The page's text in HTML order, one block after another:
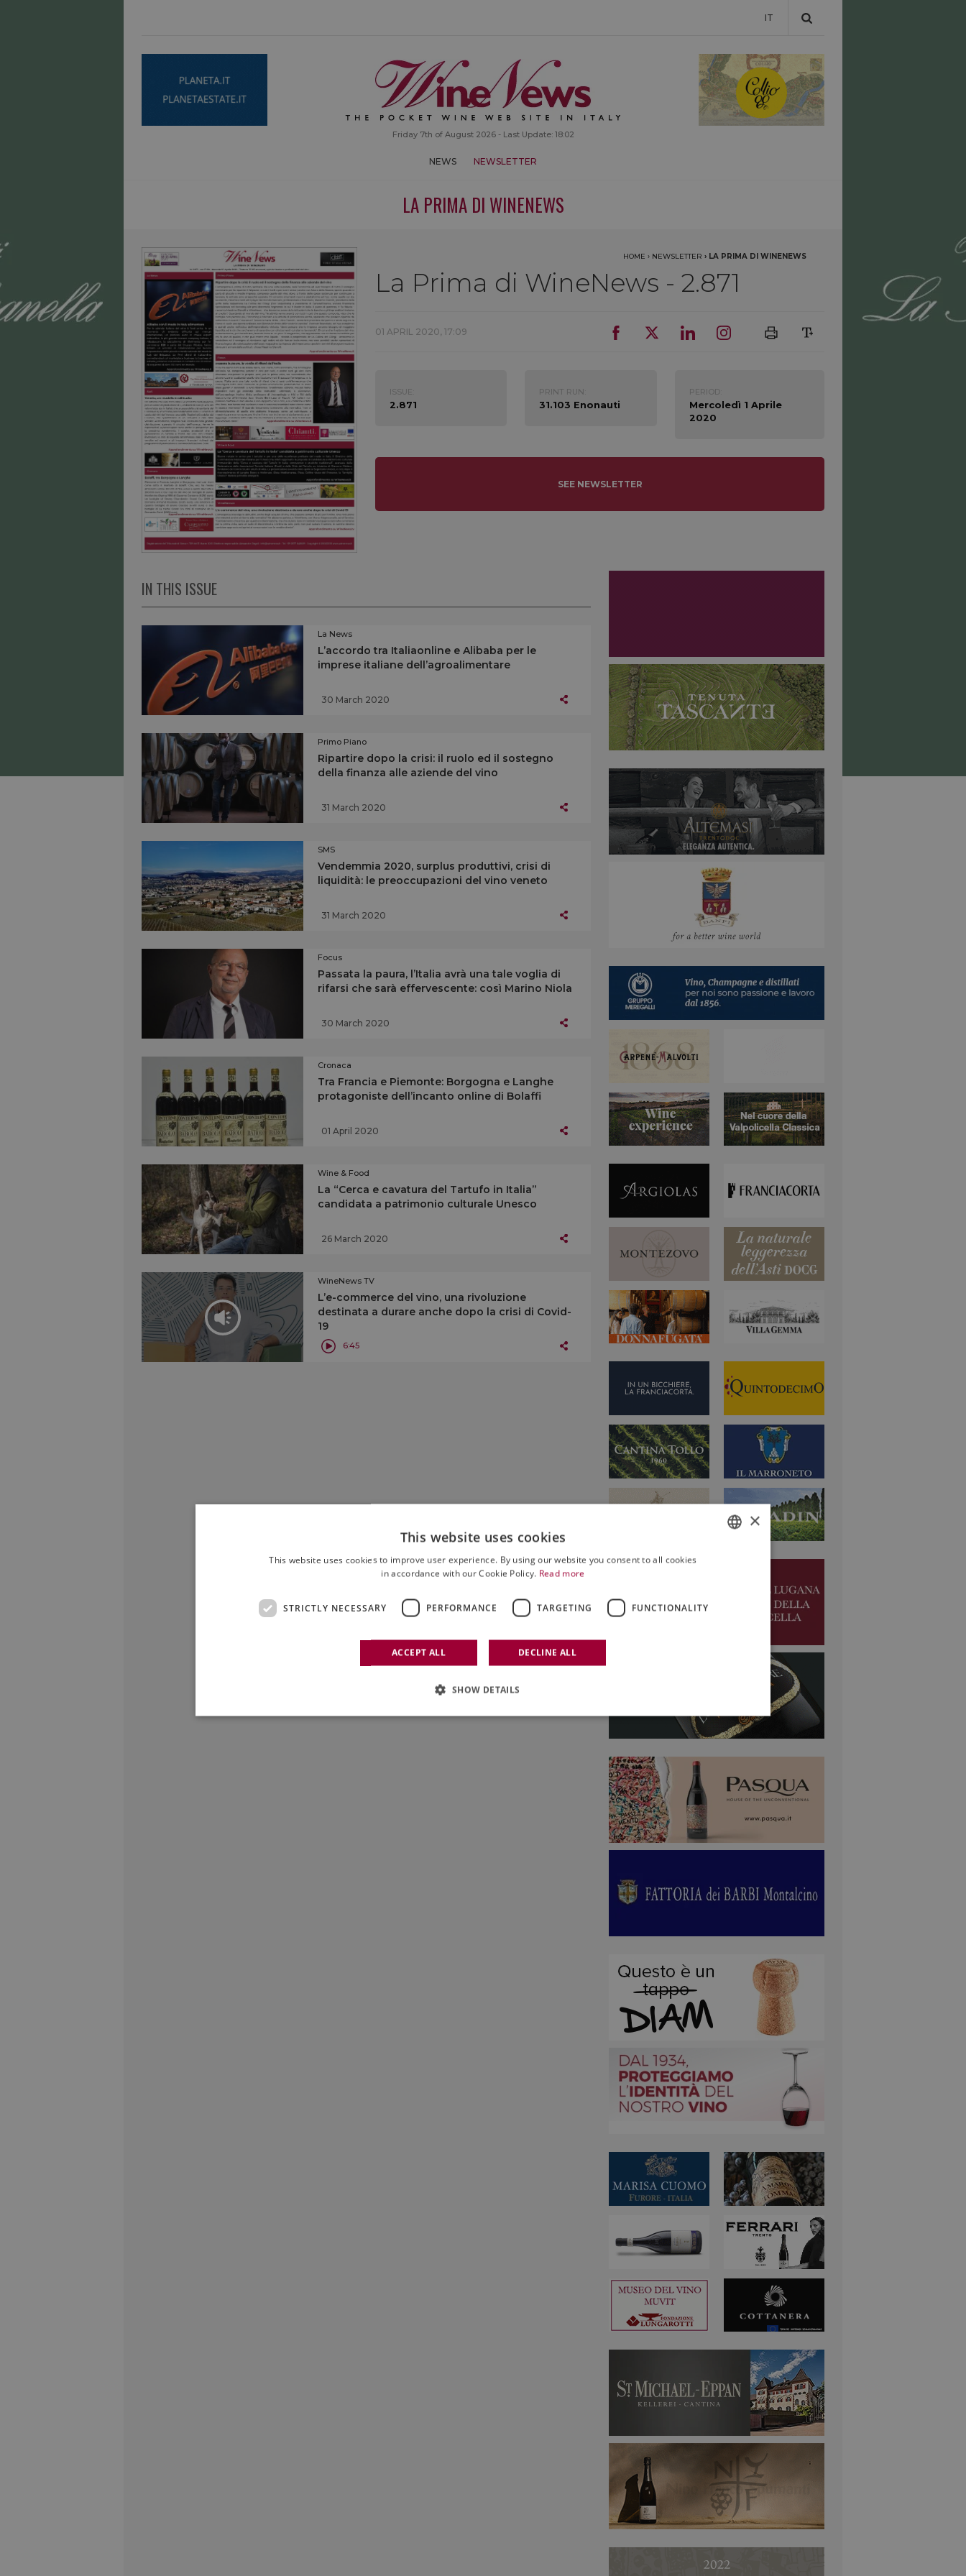
IT
Friday 7th of August 2026 - Last Update: 18:02
NEWS NEWSLETTER
LA PRIMA DI WINENEWS
HOME › NEWSLETTER › LA PRIMA DI WINENEWS
La Prima di WineNews - 2.871
01 APRIL 2020, 17:09
ISSUE:
2.871
PRINT RUN:
31.103 Enonauti
PERIOD:
Mercoledì 1 Aprile
2020
SEE NEWSLETTER
IN THIS ISSUE
La News
L’accordo tra Italiaonline e Alibaba per le
imprese italiane dell’agroalimentare
30 March 2020
Primo Piano
Ripartire dopo la crisi: il ruolo ed il sostegno
della finanza alle aziende del vino
31 March 2020
SMS
Vendemmia 2020, surplus produttivi, crisi di
liquidità: le preoccupazioni del vino veneto
31 March 2020
Focus
Passata la paura, l’Italia avrà una tale voglia di
rifarsi che sarà effervescente: così Marino Niola
30 March 2020
Cronaca
Tra Francia e Piemonte: Borgogna e Langhe
protagoniste dell’incanto online di Bolaffi
01 April 2020
Wine & Food
La “Cerca e cavatura del Tartufo in Italia”
candidata a patrimonio culturale Unesco
26 March 2020
WineNews TV
L’e-commerce del vino, una rivoluzione
destinata a durare anche dopo la crisi di Covid-
19
6:45
×
This website uses cookies
This website uses cookies to improve user experience. By using our website you consent to all cookies
in accordance with our Cookie Policy. Read more
STRICTLY NECESSARY PERFORMANCE TARGETING FUNCTIONALITY
ACCEPT ALL DECLINE ALL
SHOW DETAILS